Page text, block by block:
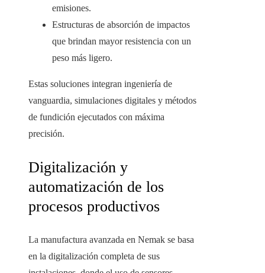
emisiones.
Estructuras de absorción de impactos
que brindan mayor resistencia con un
peso más ligero.
Estas soluciones integran ingeniería de
vanguardia, simulaciones digitales y métodos
de fundición ejecutados con máxima
precisión.
Digitalización y
automatización de los
procesos productivos
La manufactura avanzada en Nemak se basa
en la digitalización completa de sus